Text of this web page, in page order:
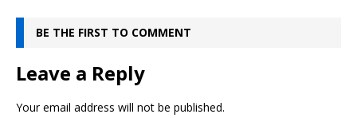
BE THE FIRST TO COMMENT
Leave a Reply
Your email address will not be published.